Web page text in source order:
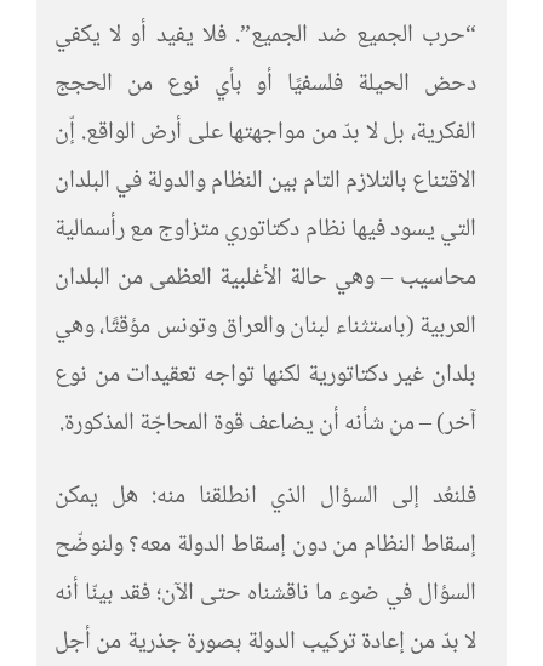
“حرب الجميع ضد الجميع”. فلا يفيد أو لا يكفي
دحض الحيلة فلسفيًا أو بأي نوع من الحجج
الفكرية، بل لا بدّ من مواجهتها على أرض الواقع. إّن
الاقتناع بالتلازم التام بين النظام والدولة في البلدان
التي يسود فيها نظام دكتاتوري متزاوج مع رأسمالية
محاسيب – وهي حالة الأغلبية العظمى من البلدان
العربية (باستثناء لبنان والعراق وتونس مؤقتًا، وهي
بلدان غير دكتاتورية لكنها تواجه تعقيدات من نوع
آخر) – من شأنه أن يضاعف قوة المحاجّة المذكورة.
فلنعُد إلى السؤال الذي انطلقنا منه: هل يمكن
إسقاط النظام من دون إسقاط الدولة معه؟ ولنوضّح
السؤال في ضوء ما ناقشناه حتى الآن؛ فقد بينّا أنه
لا بدّ من إعادة تركيب الدولة بصورة جذرية من أجل